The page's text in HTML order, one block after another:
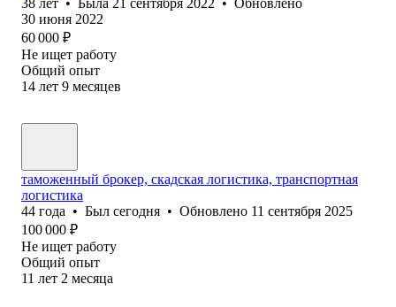
30 июня 2022
60 000 ₽
Не ищет работу
Общий опыт
14 лет 9 месяцев
таможенный брокер, скадская логистика, транспортная
логистика
44 года • Был сегодня • Обновлено 11 сентября 2025
100 000 ₽
Не ищет работу
Общий опыт
11 лет 2 месяца